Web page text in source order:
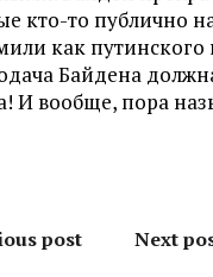
кто-то публично
как путинского
Байдена
И вообще, пора
post Next